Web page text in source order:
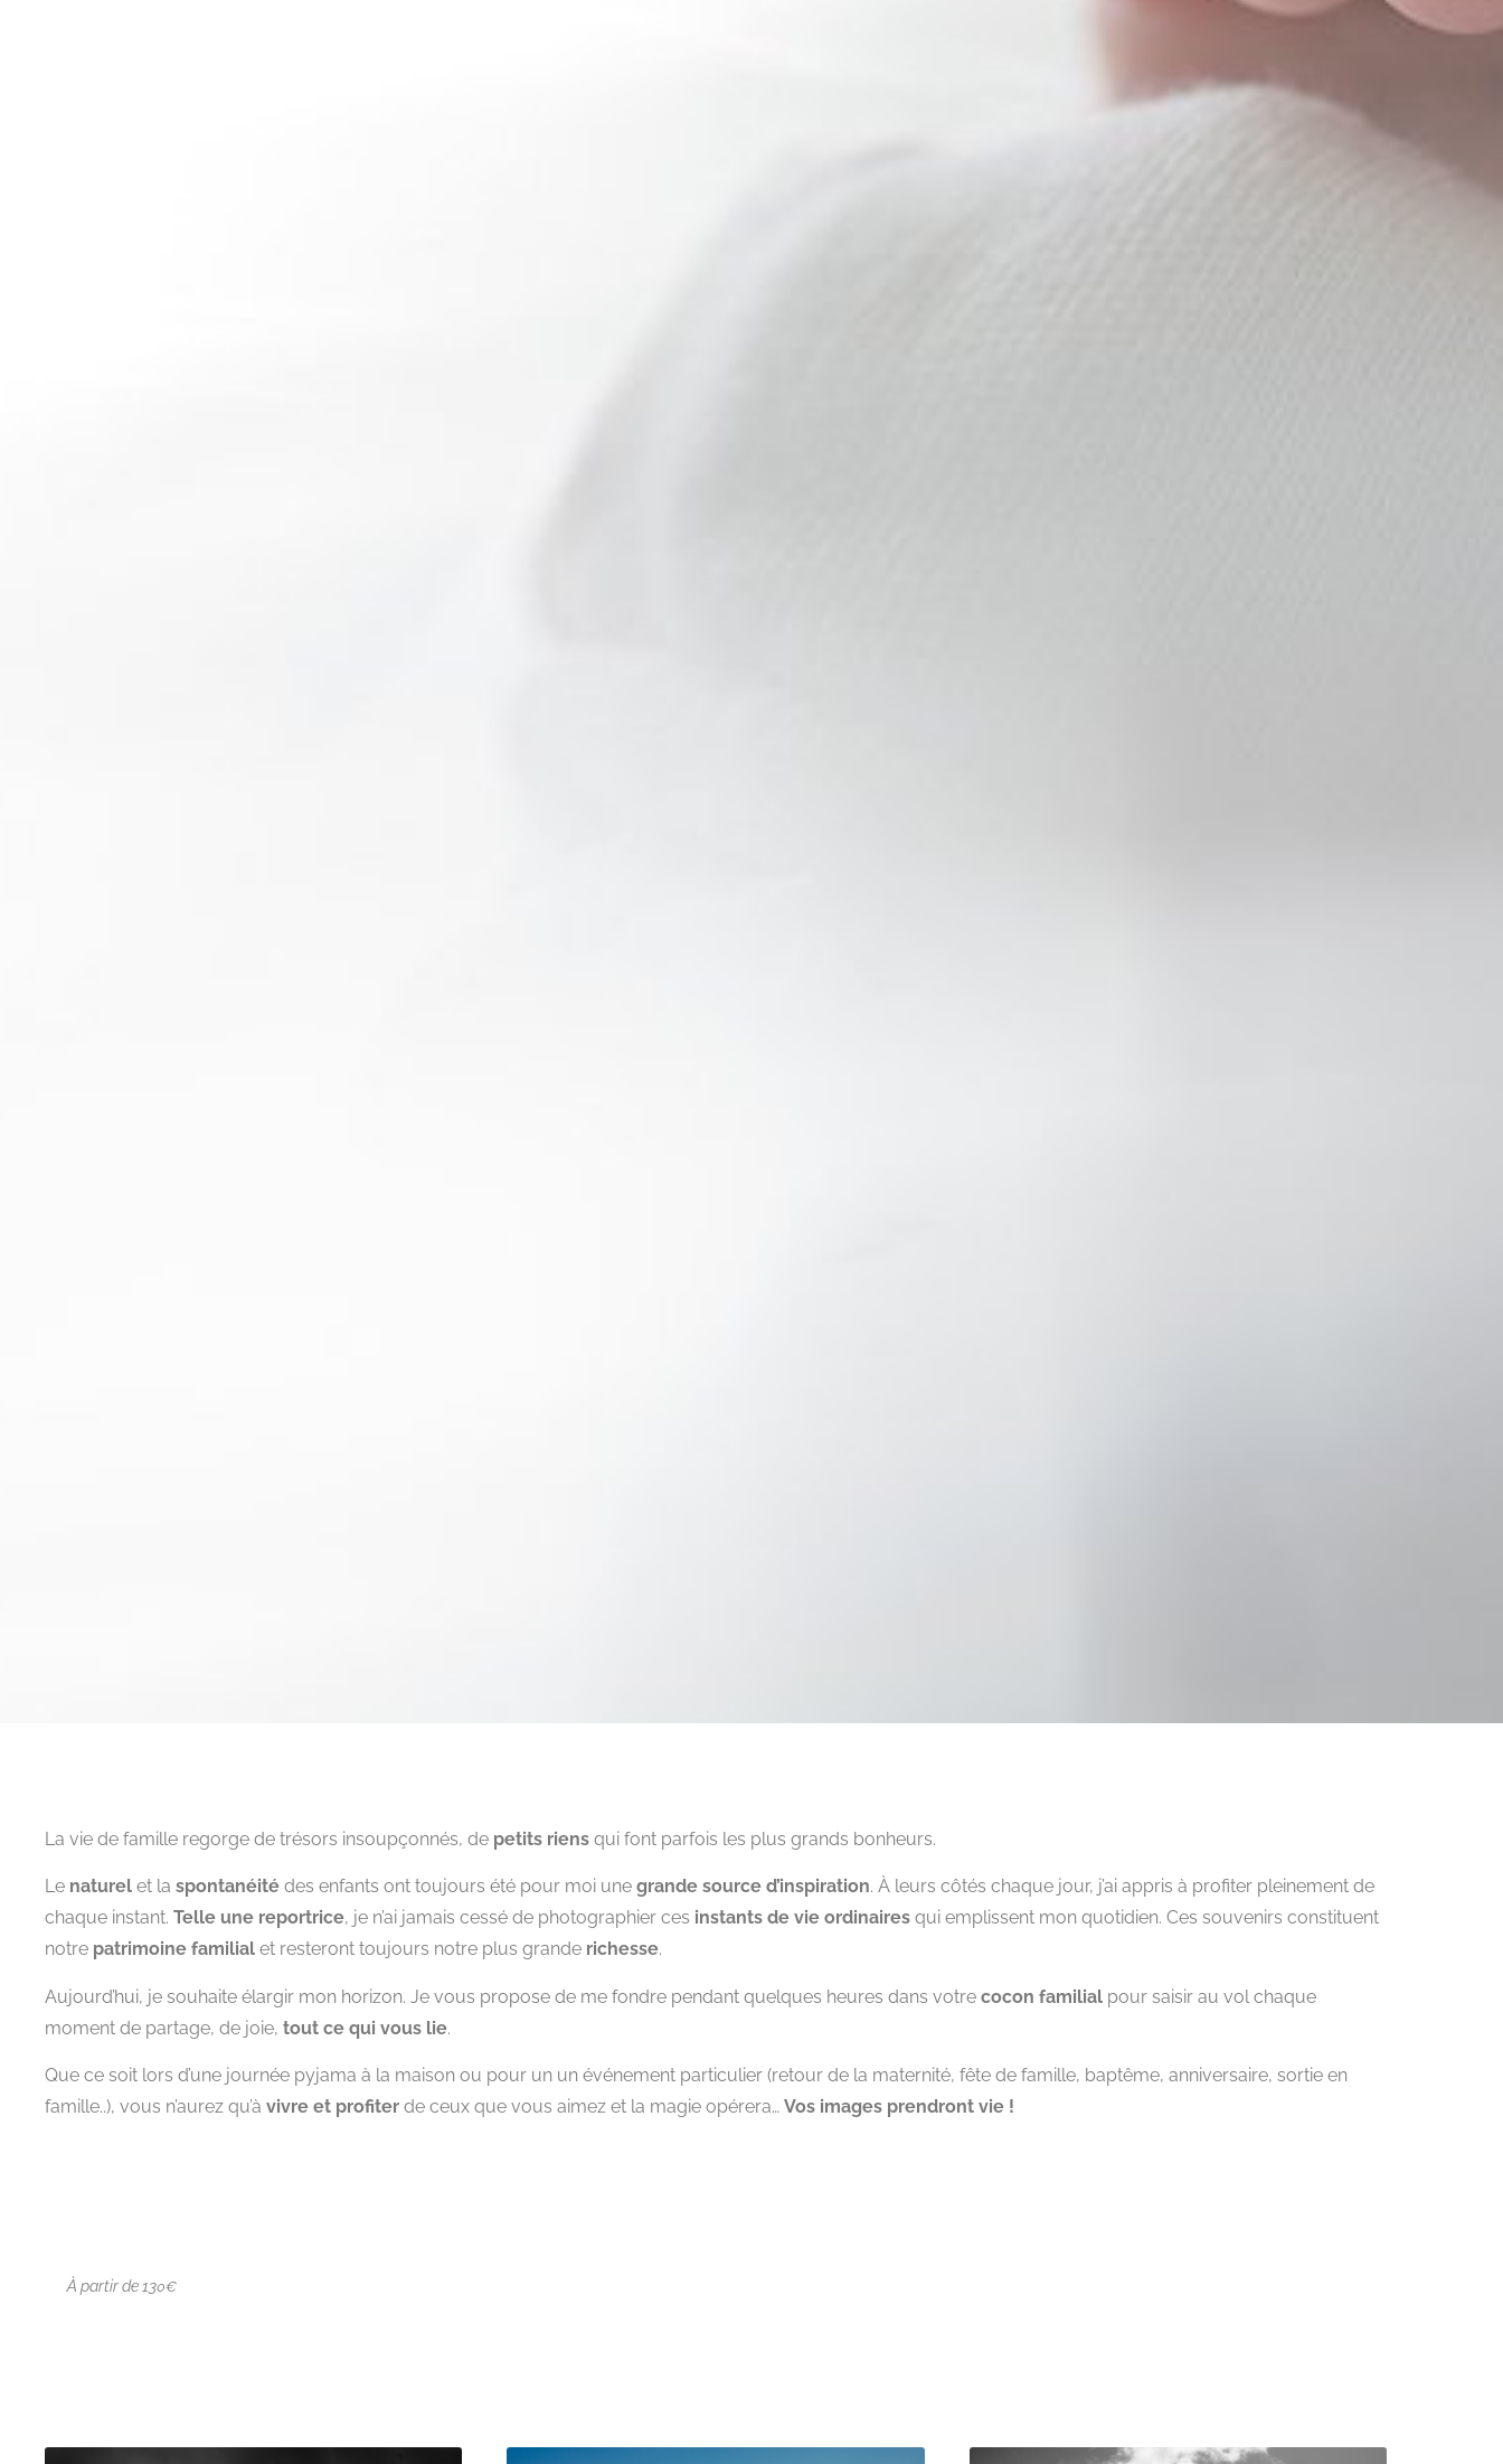
La vie de famille regorge de trésors insoupçonnés, de petits riens qui font parfois les plus grands bonheurs.
Le naturel et la spontanéité des enfants ont toujours été pour moi une grande source d’inspiration. À leurs côtés chaque jour, j’ai appris à profiter pleinement de
chaque instant. Telle une reportrice, je n’ai jamais cessé de photographier ces instants de vie ordinaires qui emplissent mon quotidien. Ces souvenirs constituent
notre patrimoine familial et resteront toujours notre plus grande richesse.
Aujourd’hui, je souhaite élargir mon horizon. Je vous propose de me fondre pendant quelques heures dans votre cocon familial pour saisir au vol chaque
moment de partage, de joie, tout ce qui vous lie.
Que ce soit lors d’une journée pyjama à la maison ou pour un un événement particulier (retour de la maternité, fête de famille, baptême, anniversaire, sortie en
famille..), vous n’aurez qu’à vivre et profiter de ceux que vous aimez et la magie opérera… Vos images prendront vie !
À partir de 130€